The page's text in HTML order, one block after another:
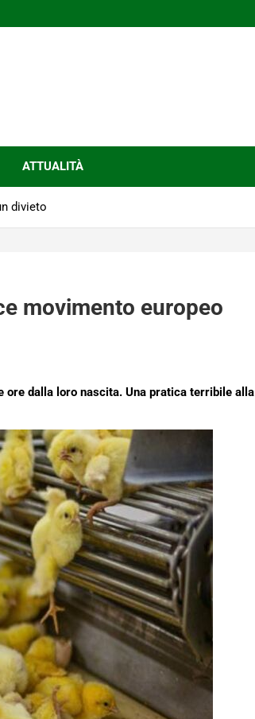
ATTUALITÀ
divieto
movimento europeo
dalla loro nascita. Una pratica terribile alla